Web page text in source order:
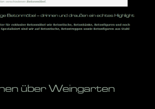
über Weingarten